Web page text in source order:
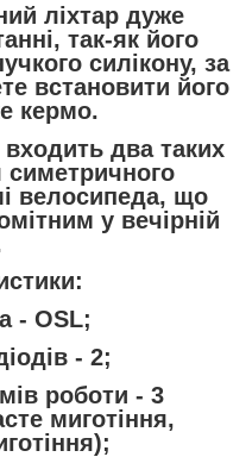
ліхтар дуже
так-як його
силікону, за
встановити його
кермо.
два таких
симетричного
велосипеда, що
у вечірній
- OSL;
- 2;
роботи - 3
миготіння,